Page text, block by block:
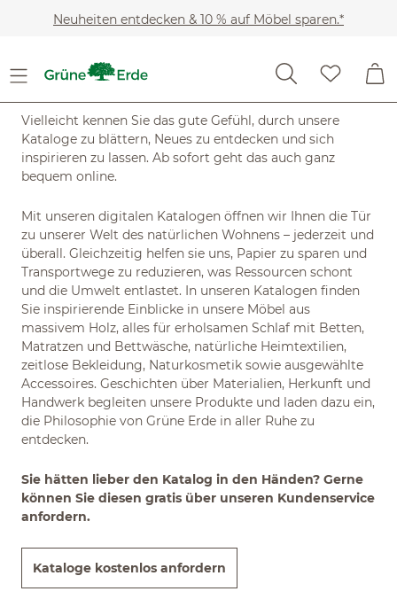
Zum Hauptinhalt springen
Neuheiten entdecken & 10 % auf Möbel sparen.*
online ansehen
Vielleicht kennen Sie das gute Gefühl, durch unsere
Kataloge zu blättern, Neues zu entdecken und sich
inspirieren zu lassen. Ab sofort geht das auch ganz
bequem online.
Mit unseren digitalen Katalogen öffnen wir Ihnen die Tür
zu unserer Welt des natürlichen Wohnens – jederzeit und
überall. Gleichzeitig helfen sie uns, Papier zu sparen und
Transportwege zu reduzieren, was Ressourcen schont
und die Umwelt entlastet. In unseren Katalogen finden
Sie inspirierende Einblicke in unsere Möbel aus
massivem Holz, alles für erholsamen Schlaf mit Betten,
Matratzen und Bettwäsche, natürliche Heimtextilien,
zeitlose Bekleidung, Naturkosmetik sowie ausgewählte
Accessoires. Geschichten über Materialien, Herkunft und
Handwerk begleiten unsere Produkte und laden dazu ein,
die Philosophie von Grüne Erde in aller Ruhe zu
entdecken.
Sie hätten lieber den Katalog in den Händen? Gerne
können Sie diesen gratis über unseren Kundenservice
anfordern.
Kataloge kostenlos anfordern